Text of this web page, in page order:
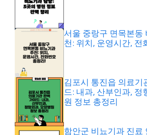
서울 중랑구 면목본동
천: 위치, 운영시간, 전
김포시 통진읍 의료기
드: 내과, 산부인과, 정
원 정보 총정리
함안군 비뇨기과 진료